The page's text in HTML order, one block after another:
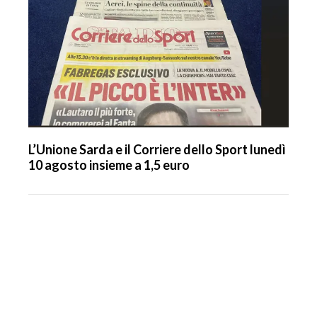
L’Unione Sarda e il Corriere dello Sport lunedì
10 agosto insieme a 1,5 euro